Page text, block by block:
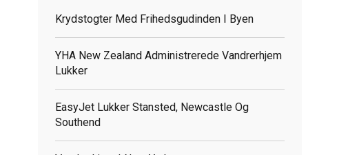
Krydstogter Med Frihedsgudinden I Byen
YHA New Zealand Administrerede Vandrerhjem
Lukker
EasyJet Lukker Stansted, Newcastle Og
Southend